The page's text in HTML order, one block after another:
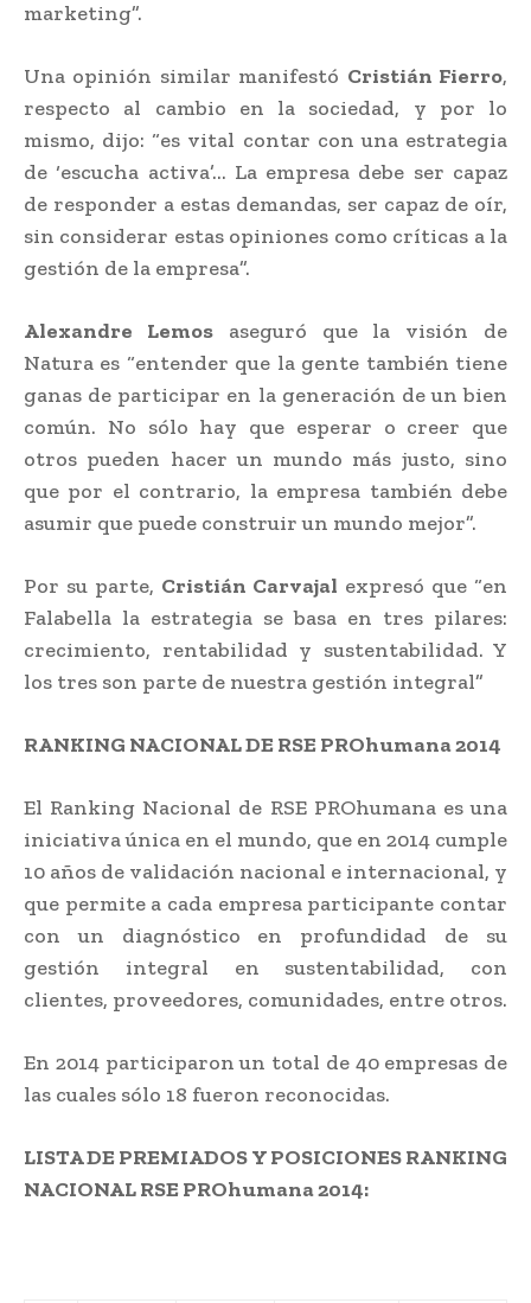
marketing”.
Una opinión similar manifestó Cristián Fierro,
respecto al cambio en la sociedad, y por lo
mismo, dijo: “es vital contar con una estrategia
de ‘escucha activa’… La empresa debe ser capaz
de responder a estas demandas, ser capaz de oír,
sin considerar estas opiniones como críticas a la
gestión de la empresa”.
Alexandre Lemosaseguró que la visión de
Natura es “entender que la gente también tiene
ganas de participar en la generación de un bien
común. No sólo hay que esperar o creer que
otros pueden hacer un mundo más justo, sino
que por el contrario, la empresa también debe
asumir que puede construir un mundo mejor”.
Por su parte, Cristián Carvajal expresó que “en
Falabella la estrategia se basa en tres pilares:
crecimiento, rentabilidad y sustentabilidad. Y
los tres son parte de nuestra gestión integral”
RANKING NACIONAL DE RSE PROhumana 2014
El Ranking Nacional de RSE PROhumana es una
iniciativa única en el mundo, que en 2014 cumple
10 años de validación nacional e internacional, y
que permite a cada empresa participante contar
con un diagnóstico en profundidad de su
gestión integral en sustentabilidad, con
clientes, proveedores, comunidades, entre otros.
En 2014 participaron un total de 40 empresas de
las cuales sólo 18 fueron reconocidas.
LISTA DE PREMIADOS Y POSICIONES RANKING
NACIONAL RSE PROhumana 2014: